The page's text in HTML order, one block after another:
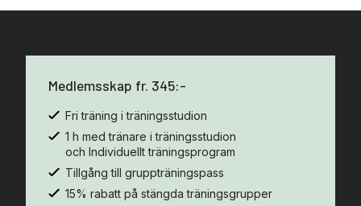
Medlemsskap fr. 345:-
Fri träning i träningsstudion
1 h med tränare i träningsstudion
och Individuellt träningsprogram
Tillgång till gruppträningspass
15% rabatt på stängda träningsgrupper